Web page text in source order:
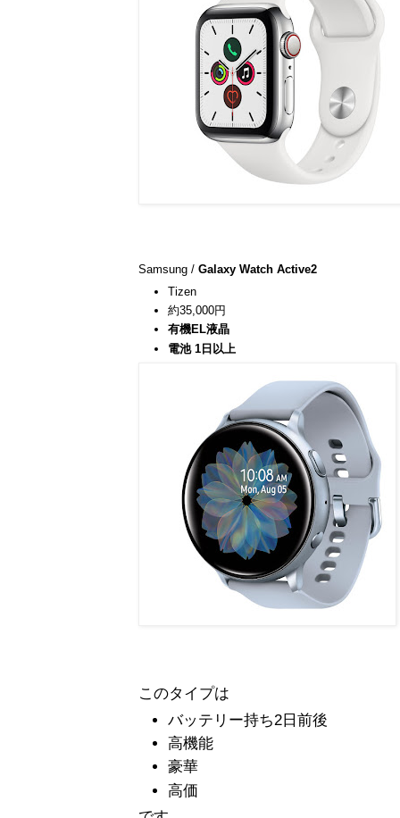
Samsung / Galaxy Watch Active2
Tizen
約35,000円
有機EL液晶
電池 1日以上
このタイプは
バッテリー持ち2日前後
高機能
豪華
高価